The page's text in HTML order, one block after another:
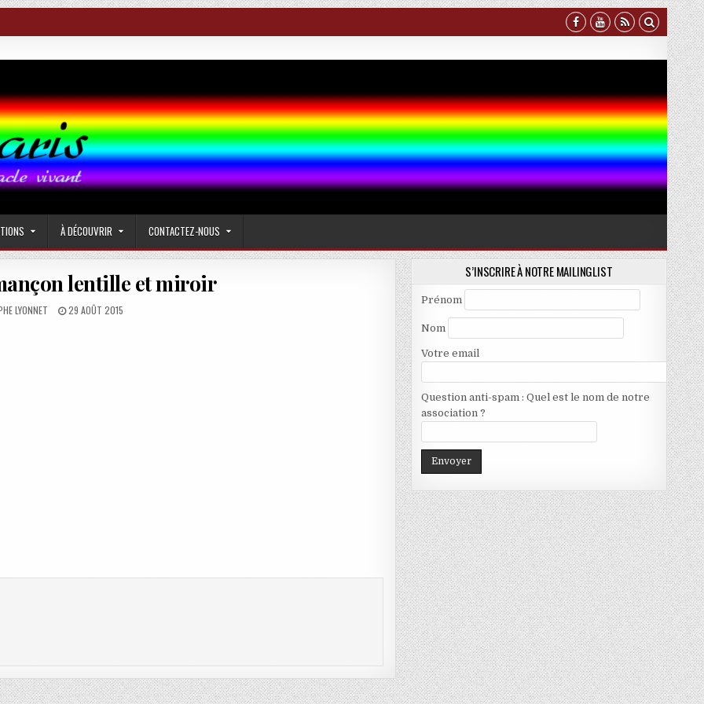
À DÉCOUVRIR CONTACTEZ-NOUS
lentille et miroir
LYONNET
PUBLISHED
29 AOÛT 2015
S’INSCRIRE À NOTRE MAILINGLIST
Prénom
Nom
Votre email
Question anti-spam : Quel est le nom de notre
association ?